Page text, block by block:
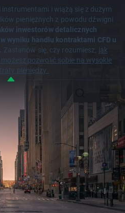
i wiążą się z dużym
pieniężnych z powodu dźwigni
inwestorów detalicznych
wyniku handlu kontraktami CFD u
Zastanów się, czy rozumiesz, jak
pozwolić sobie na wysokie
pieniędzy.